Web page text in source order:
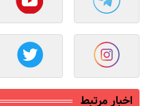
اخبار مرتبط